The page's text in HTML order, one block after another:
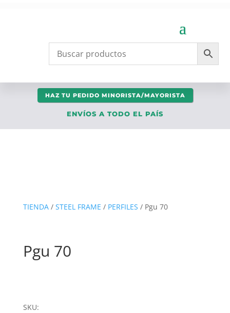
HAZ TU PEDIDO MINORISTA/MAYORISTA
ENVÍOS A TODO EL PAÍS
TIENDA/ STEEL FRAME / PERFILES / Pgu 70
Pgu 70
SKU: